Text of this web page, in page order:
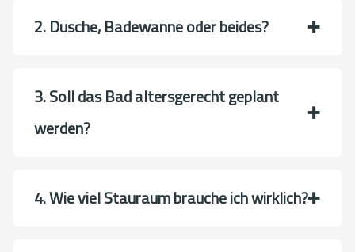
2. Dusche, Badewanne oder beides?
3. Soll das Bad altersgerecht geplant
werden?
4. Wie viel Stauraum brauche ich wirklich?